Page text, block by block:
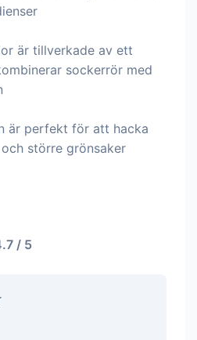
är tillverkade av ett
sockerrör med
är perfekt för att hacka
större grönsaker
/ 5